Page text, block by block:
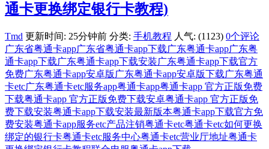
通卡更换绑定银行卡教程)
Tmd 更新时间: 25分钟前 分类: 手机教程 人气: (1123) 0个评论
广东省粤通卡app广东省粤通卡app下载广东粤通卡app广东粤
通卡app下载广东粤通卡app下载安装广东粤通卡app下载官方
免费广东粤通卡app安卓版 广东粤通卡app安卓版下载广东粤通
卡etc广东粤通卡etc服务app粤通卡app粤通卡app 官方正版免费
下载粤通卡app 官方正版免费下载安卓粤通卡app 官方正版免
费下载安装粤通卡app下载安装最新版本粤通卡app下载官方免
费安装粤通卡app服务etc产品注销粤通卡etc粤通卡etc如何更换
绑定的银行卡粤通卡etc服务中心粤通卡etc营业厅地址粤通卡